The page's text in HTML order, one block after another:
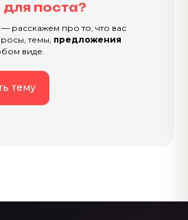
для поста?
— расскажем про то, что вас
темы, предложения
виде.
тему